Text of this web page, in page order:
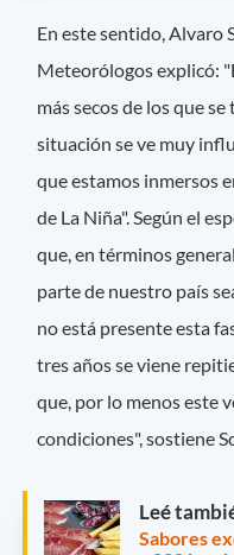
En este sentido, Alvaro
Meteorólogos explicó:
más secos de los que
situación se ve muy
que estamos inmersos
de La Niña". Según el
que, en términos
parte de nuestro país
no está presente esta
tres años se viene
que, por lo menos este
condiciones", sostiene
Leé
Sabores